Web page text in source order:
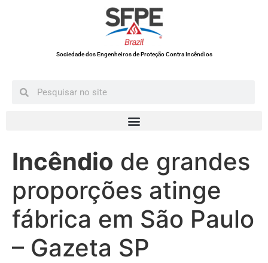
Sociedade dos Engenheiros de Proteção Contra Incêndios
Incêndio de grandes
proporções atinge
fábrica em São Paulo
– Gazeta SP